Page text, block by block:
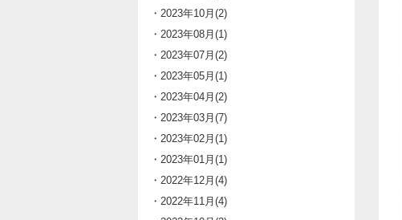
・2023年10月(2)
・2023年08月(1)
・2023年07月(2)
・2023年05月(1)
・2023年04月(2)
・2023年03月(7)
・2023年02月(1)
・2023年01月(1)
・2022年12月(4)
・2022年11月(4)